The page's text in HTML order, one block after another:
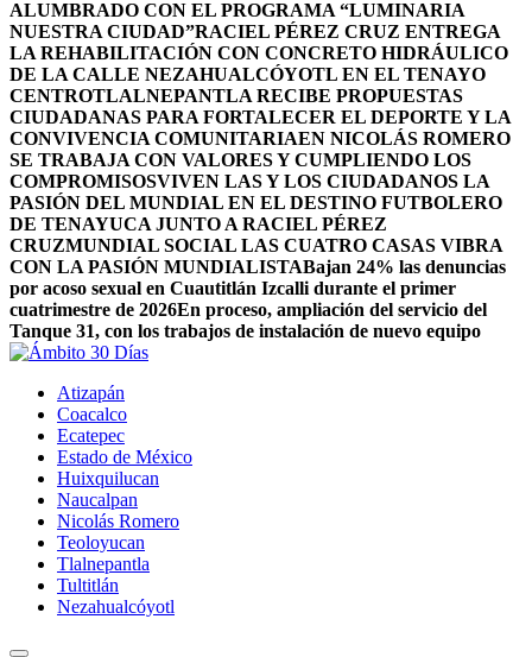
ALUMBRADO CON EL PROGRAMA “LUMINARIA
NUESTRA CIUDAD”RACIEL PÉREZ CRUZ ENTREGA
LA REHABILITACIÓN CON CONCRETO HIDRÁULICO
DE LA CALLE NEZAHUALCÓYOTL EN EL TENAYO
CENTROTLALNEPANTLA RECIBE PROPUESTAS
CIUDADANAS PARA FORTALECER EL DEPORTE Y LA
CONVIVENCIA COMUNITARIAEN NICOLÁS ROMERO
SE TRABAJA CON VALORES Y CUMPLIENDO LOS
COMPROMISOSVIVEN LAS Y LOS CIUDADANOS LA
PASIÓN DEL MUNDIAL EN EL DESTINO FUTBOLERO
DE TENAYUCA JUNTO A RACIEL PÉREZ
CRUZMUNDIAL SOCIAL LAS CUATRO CASAS VIBRA
CON LA PASIÓN MUNDIALISTABajan 24% las denuncias
por acoso sexual en Cuautitlán Izcalli durante el primer
cuatrimestre de 2026En proceso, ampliación del servicio del
Tanque 31, con los trabajos de instalación de nuevo equipo
Atizapán
Coacalco
Ecatepec
Estado de México
Huixquilucan
Naucalpan
Nicolás Romero
Teoloyucan
Tlalnepantla
Tultitlán
Nezahualcóyotl